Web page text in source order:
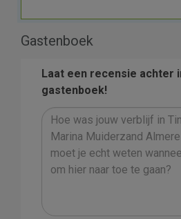
Gastenboek
Laat een recensie achter
gastenboek!